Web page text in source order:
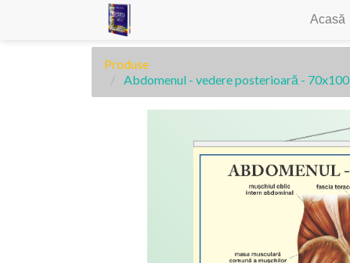
Acasă
Produse
Abdomenul - vedere posterioară - 70x100